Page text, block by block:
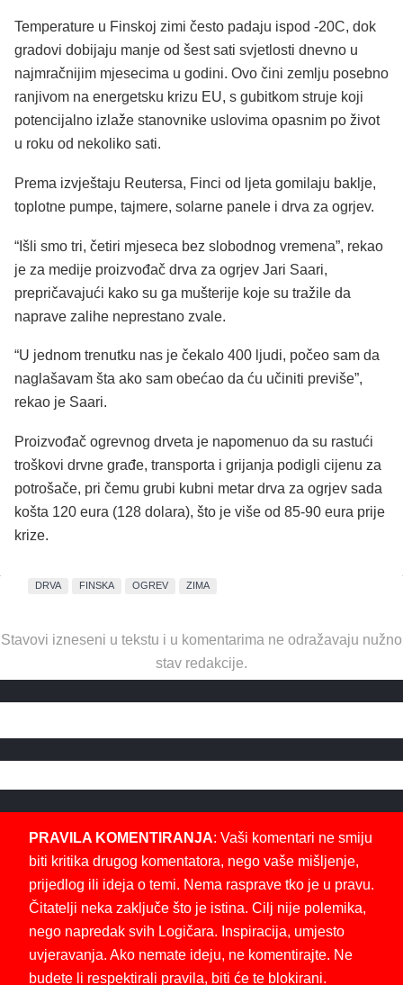
Temperature u Finskoj zimi često padaju ispod -20C, dok
gradovi dobijaju manje od šest sati svjetlosti dnevno u
najmračnijim mjesecima u godini. Ovo čini zemlju posebno
ranjivom na energetsku krizu EU, s gubitkom struje koji
potencijalno izlaže stanovnike uslovima opasnim po život
u roku od nekoliko sati.
Prema izvještaju Reutersa, Finci od ljeta gomilaju baklje,
toplotne pumpe, tajmere, solarne panele i drva za ogrjev.
“Išli smo tri, četiri mjeseca bez slobodnog vremena”, rekao
je za medije proizvođač drva za ogrjev Jari Saari,
prepričavajući kako su ga mušterije koje su tražile da
naprave zalihe neprestano zvale.
“U jednom trenutku nas je čekalo 400 ljudi, počeo sam da
naglašavam šta ako sam obećao da ću učiniti previše”,
rekao je Saari.
Proizvođač ogrevnog drveta je napomenuo da su rastući
troškovi drvne građe, transporta i grijanja podigli cijenu za
potrošače, pri čemu grubi kubni metar drva za ogrjev sada
košta 120 eura (128 dolara), što je više od 85-90 eura prije
krize.
DRVA FINSKA OGREV ZIMA
Stavovi izneseni u tekstu i u komentarima ne odražavaju nužno
stav redakcije.
PRAVILA KOMENTIRANJA: Vaši komentari ne smiju
biti kritika drugog komentatora, nego vaše mišljenje,
prijedlog ili ideja o temi. Nema rasprave tko je u pravu.
Čitatelji neka zaključe što je istina. Cilj nije polemika,
nego napredak svih Logičara. Inspiracija, umjesto
uvjeravanja. Ako nemate ideju, ne komentirajte. Ne
budete li respektirali pravila, biti će te blokirani.